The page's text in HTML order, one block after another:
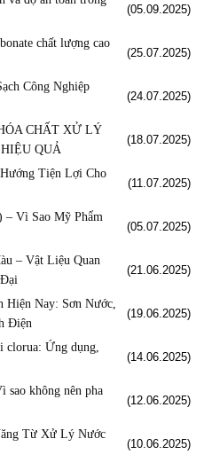
(05.09.2025)
chất lượng cao
(25.07.2025)
Công Nghiệp
(24.07.2025)
CHẤT XỬ LÝ
QUẢ
(18.07.2025)
Tiện Lợi Cho
(11.07.2025)
– Vì Sao Mỹ Phẩm
(05.07.2025)
– Vật Liệu Quan
(21.06.2025)
Hiện Nay: Sơn Nước,
Điện
(19.06.2025)
clorua: Ứng dụng,
(14.06.2025)
sao không nên pha
(12.06.2025)
Từ Xử Lý Nước
(10.06.2025)